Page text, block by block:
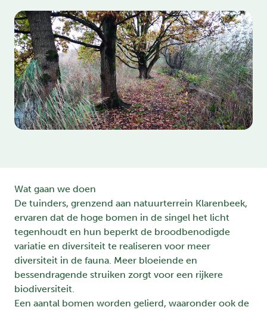
Wat gaan we doen
De tuinders, grenzend aan natuurterrein Klarenbeek,
ervaren dat de hoge bomen in de singel het licht
tegenhoudt en hun beperkt de broodbenodigde
variatie en diversiteit te realiseren voor meer
diversiteit in de fauna. Meer bloeiende en
bessendragende struiken zorgt voor een rijkere
biodiversiteit.
Een aantal bomen worden gelierd, waaronder ook de